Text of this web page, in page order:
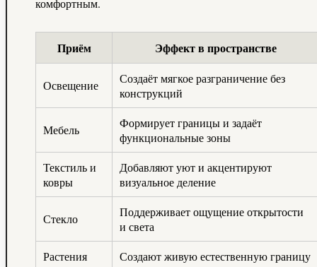
комфортным.
Приём Эффект в пространстве
Освещение
Создаёт мягкое разграничение без
конструкций
Мебель
Формирует границы и задаёт
функциональные зоны
Текстиль и
ковры
Добавляют уют и акцентируют
визуальное деление
Стекло
Поддерживает ощущение открытости
и света
Растения
Создают живую естественную границу